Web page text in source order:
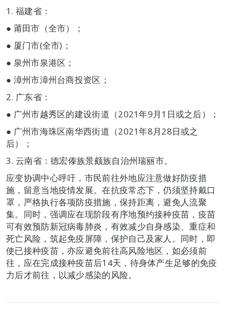
1. 福建省：
● 莆田市（全市）；
● 厦门市(全市)；
● 泉州市泉港区；
● 漳州市漳州台商投资区；
2. 广东省：
● 广州市越秀区的建设街道（2021年9月1日或之后）；
● 广州市海珠区南华西街道（2021年8月28日或之
后）；
3. 云南省：德宏傣族景颇族自治州瑞丽市。
应变协调中心呼吁，市民前往外地应注意做好防疫措
施，留意当地疫情发展。在抗疫常态下，仍须坚持戴口
罩，严格执行各项防疫措施，保持距离，避免人流聚
集。同时，强调应在现阶段有序地预约接种疫苗，疫苗
可有效预防新冠病毒肺炎，有效减少自身感染、重症和
死亡风险，筑起免疫屏障，保护自己及家人。同时，即
使已接种疫苗，亦应避免前往高风险地区，如必须前
往，应在完成接种疫苗后14天，待身体产生足够的免疫
力后才前往，以减少感染的风险。